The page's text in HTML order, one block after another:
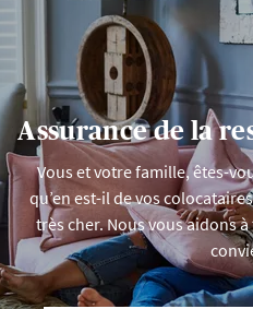
Assurance de la
Vous et votre famille, êtes-
qu’en est-il de vos
très cher. Nous vous aidons